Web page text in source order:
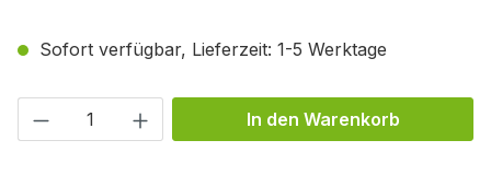
Sofort verfügbar, Lieferzeit: 1-5 Werktage
Produkt Anzahl: Gib den gewünschten
In den Warenkorb